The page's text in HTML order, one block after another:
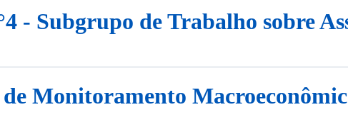
- Subgrupo de Trabalho sobre
Monitoramento